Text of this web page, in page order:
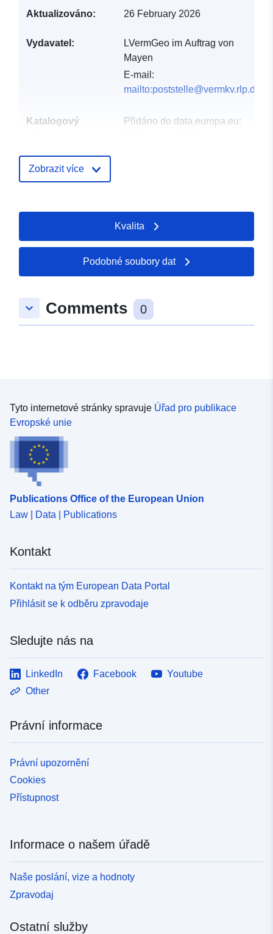
Aktualizováno: 26 February 2026
Vydavatel:
LVermGeo im Auftrag von
Mayen
E-mail:
mailto:poststelle@vermkv.rlp.de
Katalogový
Přidáno do data.europa.eu:
50.3358 ], [ 7.16185,
50.3358 ], [ 7.16185,
50.3355 ], [ 7.16128,
50.3355 ], [ 7.16128,
Prostorový zdroj:
Zobrazit více
Kvalita
Podobné soubory dat
keyboard_arrow_down Comments 0
Tyto internetové stránky spravuje Úřad pro publikace
Evropské unie
Publications Office of the European Union
Law | Data | Publications
Kontakt
Kontakt na tým European Data Portal
Přihlásit se k odběru zpravodaje
Sledujte nás na
LinkedIn Facebook
Youtube
Other
Právní informace
Právní upozornění
Cookies
Přístupnost
Informace o našem úřadě
Naše poslání, vize a hodnoty
Zpravodaj
Ostatní služby